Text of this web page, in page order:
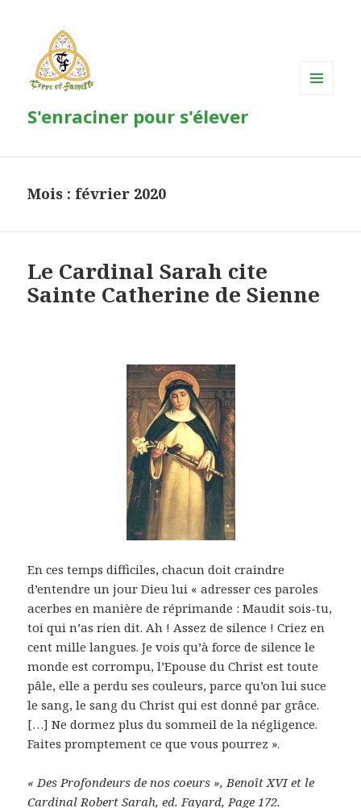
S'enraciner pour s'élever
Mois : février 2020
Le Cardinal Sarah cite
Sainte Catherine de Sienne
En ces temps difficiles, chacun doit craindre
d’entendre un jour Dieu lui « adresser ces paroles
acerbes en manière de réprimande : Maudit sois-tu,
toi qui n’as rien dit. Ah ! Assez de silence ! Criez en
cent mille langues. Je vois qu’à force de silence le
monde est corrompu, l’Epouse du Christ est toute
pâle, elle a perdu ses couleurs, parce qu’on lui suce
le sang, le sang du Christ qui est donné par grâce.
[…] Ne dormez plus du sommeil de la négligence.
Faites promptement ce que vous pourrez ».
« Des Profondeurs de nos coeurs », Benoît XVI et le
Cardinal Robert Sarah, ed. Fayard, Page 172.